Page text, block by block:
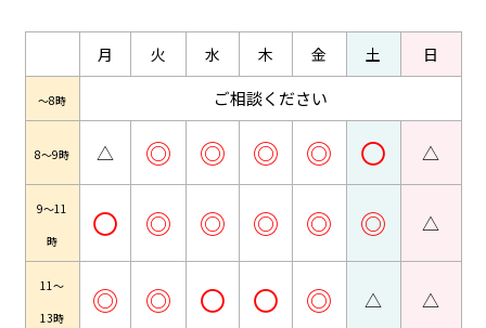
月 火 水 木 金 土 日
～8時 ご相談ください
8～9時 △ ◎ ◎ ◎ ◎ 〇 △
9～11
時
〇 ◎ ◎ ◎ ◎ ◎ △
11～
13時
◎ ◎ 〇 〇 ◎ △ △